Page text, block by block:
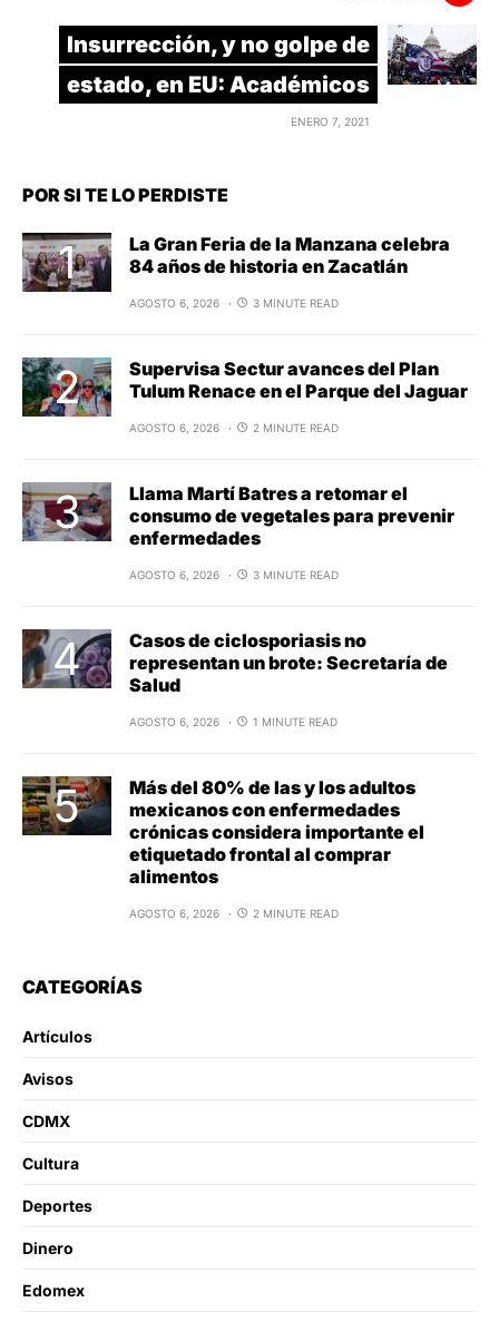
Insurrección, y no golpe de
estado, en EU: Académicos
ENERO 7, 2021
POR SI TE LO PERDISTE
La Gran Feria de la Manzana celebra
84 años de historia en Zacatlán
AGOSTO 6, 2026 3 MINUTE READ
Supervisa Sectur avances del Plan
Tulum Renace en el Parque del Jaguar
AGOSTO 6, 2026 2 MINUTE READ
Llama Martí Batres a retomar el
consumo de vegetales para prevenir
enfermedades
AGOSTO 6, 2026 3 MINUTE READ
Casos de ciclosporiasis no
representan un brote: Secretaría de
Salud
AGOSTO 6, 2026 1 MINUTE READ
Más del 80% de las y los adultos
mexicanos con enfermedades
crónicas considera importante el
etiquetado frontal al comprar
alimentos
AGOSTO 6, 2026 2 MINUTE READ
CATEGORÍAS
Artículos
Avisos
CDMX
Cultura
Deportes
Dinero
Edomex